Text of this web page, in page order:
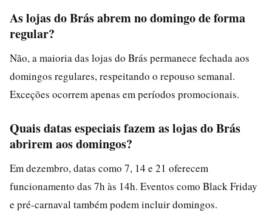
As lojas do Brás abrem no domingo de forma
regular?
Não, a maioria das lojas do Brás permanece fechada aos
domingos regulares, respeitando o repouso semanal.
Exceções ocorrem apenas em períodos promocionais.
Quais datas especiais fazem as lojas do Brás
abrirem aos domingos?
Em dezembro, datas como 7, 14 e 21 oferecem
funcionamento das 7h às 14h. Eventos como Black Friday
e pré-carnaval também podem incluir domingos.